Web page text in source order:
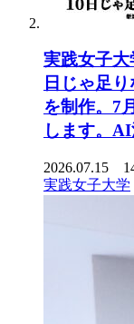
実践女子
日じゃ足
を制作。7
します。
2026.07.15
実践女子大学